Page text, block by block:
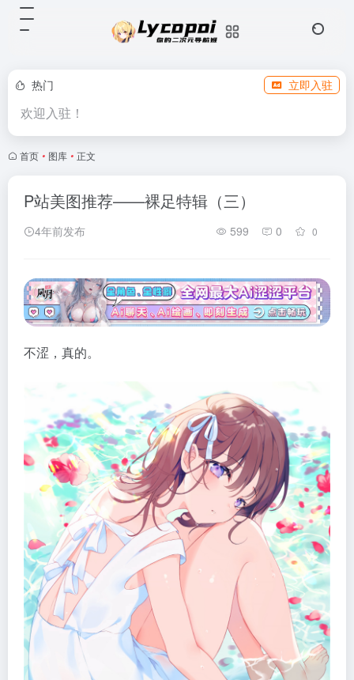
热门 立即入驻
欢迎入驻！
首页 • 图库 • 正文
P站美图推荐——裸足特辑（三）
4年前发布 599 0 0
不涩，真的。